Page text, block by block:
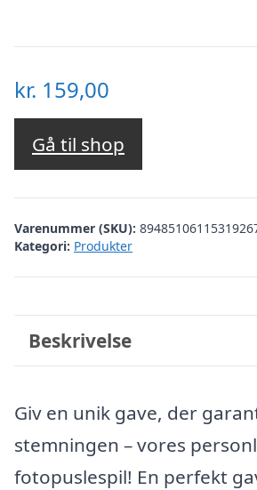
kr. 159,00
Gå til shop
Varenummer (SKU):
Kategori: Produkter
Beskrivelse
Giv en unik gave, der
stemningen – vores
fotopuslespil! En perfekt